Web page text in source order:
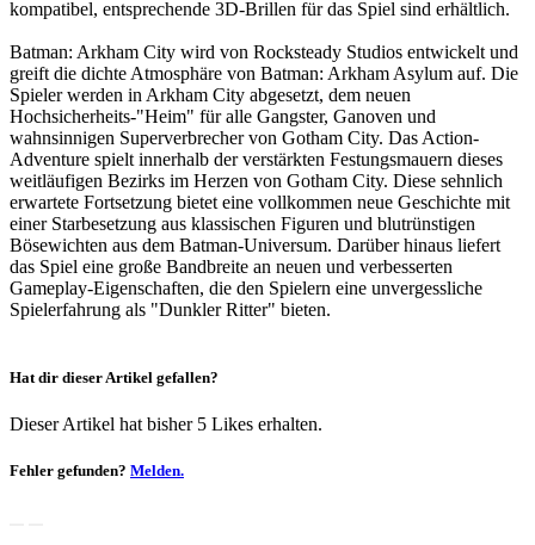
kompatibel, entsprechende 3D-Brillen für das Spiel sind erhältlich.
Batman: Arkham City wird von Rocksteady Studios entwickelt und
greift die dichte Atmosphäre von Batman: Arkham Asylum auf. Die
Spieler werden in Arkham City abgesetzt, dem neuen
Hochsicherheits-"Heim" für alle Gangster, Ganoven und
wahnsinnigen Superverbrecher von Gotham City. Das Action-
Adventure spielt innerhalb der verstärkten Festungsmauern dieses
weitläufigen Bezirks im Herzen von Gotham City. Diese sehnlich
erwartete Fortsetzung bietet eine vollkommen neue Geschichte mit
einer Starbesetzung aus klassischen Figuren und blutrünstigen
Bösewichten aus dem Batman-Universum. Darüber hinaus liefert
das Spiel eine große Bandbreite an neuen und verbesserten
Gameplay-Eigenschaften, die den Spielern eine unvergessliche
Spielerfahrung als "Dunkler Ritter" bieten.
Hat dir dieser Artikel gefallen?
Dieser Artikel hat bisher 5 Likes erhalten.
Fehler gefunden? Melden.